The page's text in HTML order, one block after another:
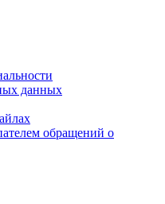
данных
обращений о